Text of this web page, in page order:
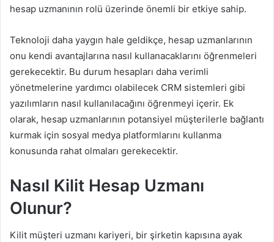
hesap uzmanının rolü üzerinde önemli bir etkiye sahip.
Teknoloji daha yaygın hale geldikçe, hesap uzmanlarının
onu kendi avantajlarına nasıl kullanacaklarını öğrenmeleri
gerekecektir. Bu durum hesapları daha verimli
yönetmelerine yardımcı olabilecek CRM sistemleri gibi
yazılımların nasıl kullanılacağını öğrenmeyi içerir. Ek
olarak, hesap uzmanlarının potansiyel müşterilerle bağlantı
kurmak için sosyal medya platformlarını kullanma
konusunda rahat olmaları gerekecektir.
Nasıl Kilit Hesap Uzmanı
Olunur?
Kilit müşteri uzmanı kariyeri, bir şirketin kapısına ayak